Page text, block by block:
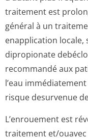
traitement est
général à un
enapplication
dipropionate
recommandé aux
l’eau
risque desurvenue
L’enrouement est
traitement et/ouavec